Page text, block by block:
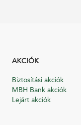
AKCIÓK
Biztosítási akciók
MBH Bank akciók
Lejárt akciók